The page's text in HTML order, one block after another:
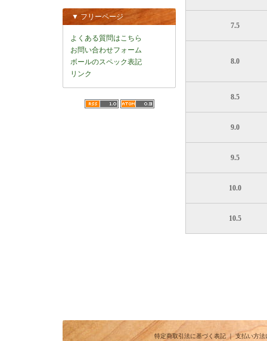
▼ フリーページ
よくある質問はこちら
お問い合わせフォーム
ボールのスペック表記
リンク
7.5
8.0
8.5
9.0
9.5
10.0
10.5
特定商取引法に基づく表記｜支払い方法